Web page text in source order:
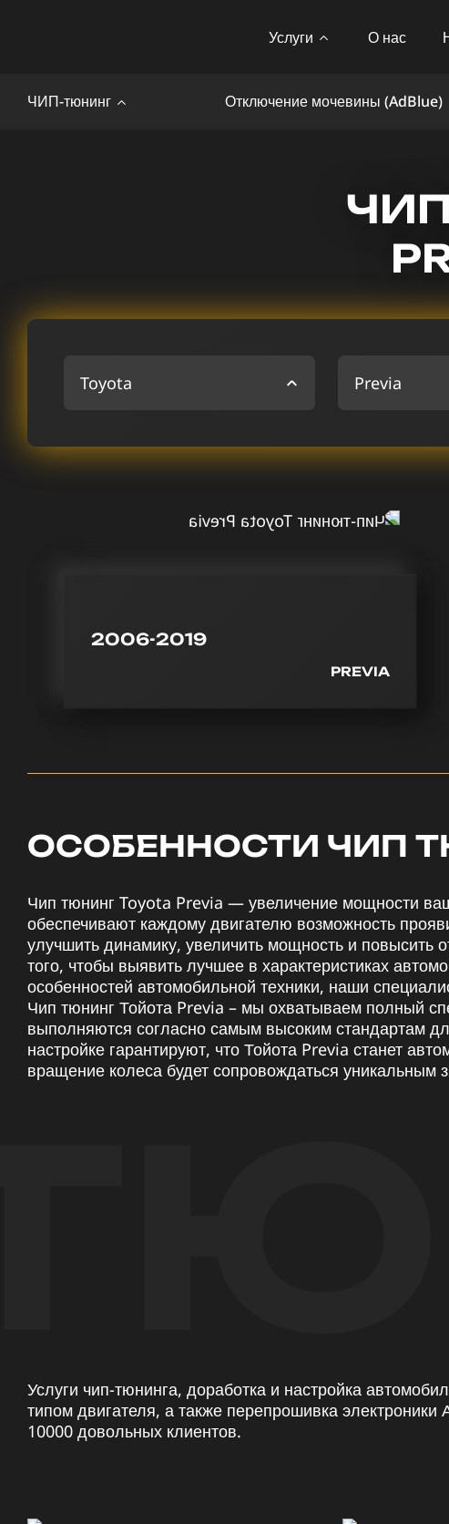
Услуги О нас
ЧИП-тюнинг Отключение мочевины (AdBlue)
Toyota Previa
2006-2019
PREVIA
ОСОБЕННОСТИ ЧИП
Чип тюнинг Toyota Previa — увеличение мощности
обеспечивают каждому двигателю возможность
улучшить динамику, увеличить мощность и
того, чтобы выявить лучшее в характеристиках
особенностей автомобильной техники, наши
Чип тюнинг Тойота Previa – мы охватываем полный
выполняются согласно самым высоким стандартам
настройке гарантируют, что Тойота Previa станет
вращение колеса будет сопровождаться
Услуги чип-тюнинга, доработка и настройка
типом двигателя, а также перепрошивка
10000 довольных клиентов.